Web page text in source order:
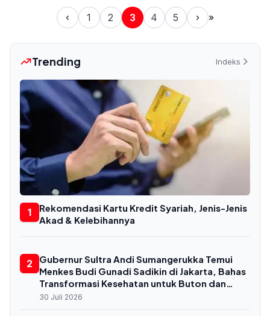
‹ 1 2 3 4 5 › »
Trending Indeks
1
Rekomendasi Kartu Kredit Syariah, Jenis-Jenis
Akad & Kelebihannya
2
Gubernur Sultra Andi Sumangerukka Temui
Menkes Budi Gunadi Sadikin di Jakarta, Bahas
Transformasi Kesehatan untuk Buton dan
Baubau
30 Juli 2026